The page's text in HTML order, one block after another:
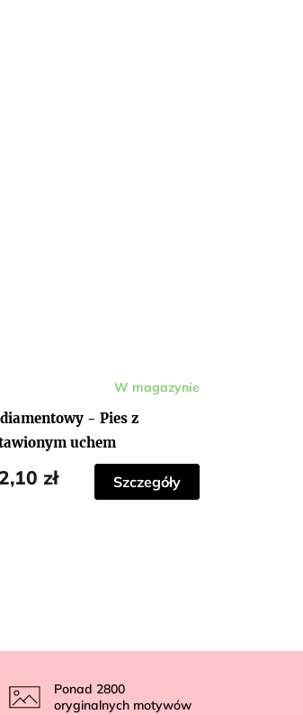
- Pies z
uchem
W magazynie
zł Szczegóły
Ponad 2800
oryginalnych motywów